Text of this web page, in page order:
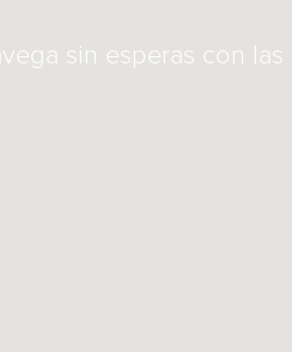
sin esperas con